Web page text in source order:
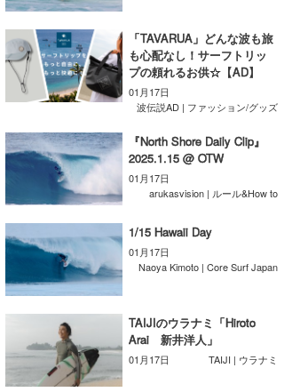
「TAVARUA」どんな波も旅
も心配なし！サーフトリッ
プの頼れるお供☆【AD】
01月17日
波伝説AD | ファッション/グッズ
『North Shore Daily Clip』
2025.1.15 @ OTW
01月17日
arukasvision | ルール&How to
1/15 Hawaii Day
01月17日
Naoya Kimoto | Core Surf Japan
TAIJIのウラナミ「Hiroto
Arai 新井洋人」
01月17日 TAIJI | ウラナミ
ライター/寄稿メディア
Core Surf Japan
Naoya Kimoto
mitsuteru Kamio
Yasunari Inoue
Yoshiyuki Obata
arukasvision
DELTA FORCE SURF
CBA Films
熊谷素子
メディア
SURFMEDIA
Colors MAGAZINE
WAVAL
波伝説アンバサダー/プロライダー
福島寿実子
中浦“JET”章
嵯峨明日香
進士剛光
田原啓江
植村未来
NOBUFUKU
波伝説スタッフ
☆加藤
+☆maki☆+
Aichan
chan-U
ECE
G◎Da
波伝説